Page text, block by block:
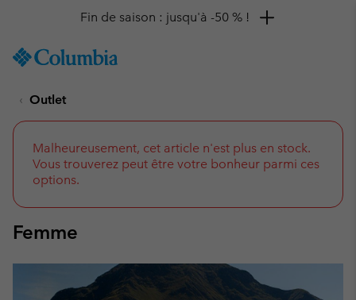
TO
SKIP
NAV
SKIP
TO
SEARCH
Remise de 10 % à saisir
Outlet
Malheureusement, cet article n'est plus en stock.
Vous trouverez peut être votre bonheur parmi ces
options.
Femme